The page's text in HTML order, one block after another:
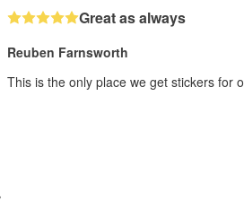
Great as always
Reuben Farnsworth
This is the only place we get stickers for